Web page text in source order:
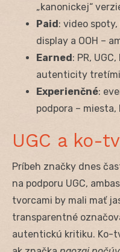
„kanonickej“
Paid: video
display a OOH –
Earned: PR,
autenticity
Experienčné:
podpora – miesta,
UGC a ko-
Príbeh značky dnes
na podporu UGC,
tvorcami by mali mať
transparentné
autentickú kritiku. Ko-